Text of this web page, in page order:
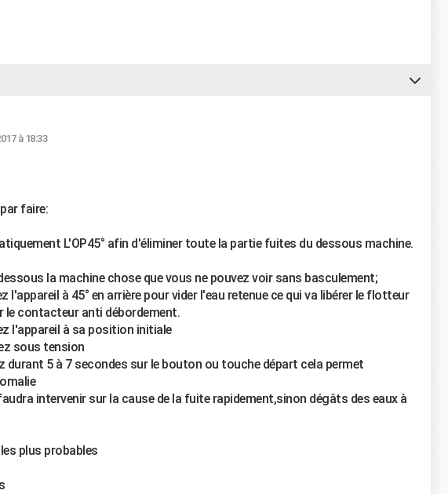
à 18:33
faire:
L'OP45° afin d'éliminer toute la partie fuites du dessous machine.
la machine chose que vous ne pouvez voir sans basculement;
l'appareil à 45° en arrière pour vider l'eau retenue ce qui va libérer le flotteur
le contacteur anti débordement.
l'appareil à sa position initiale
sous tension
durant 5 à 7 secondes sur le bouton ou touche départ cela permet
intervenir sur la cause de la fuite rapidement,sinon dégâts des eaux à
plus probables